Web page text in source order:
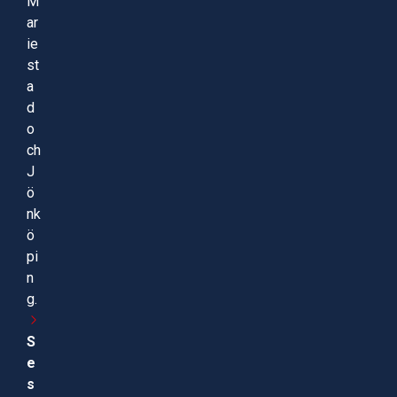
ar
ie
st
a
d
o
ch
J
ö
nk
ö
pi
n
g.
S
e
s